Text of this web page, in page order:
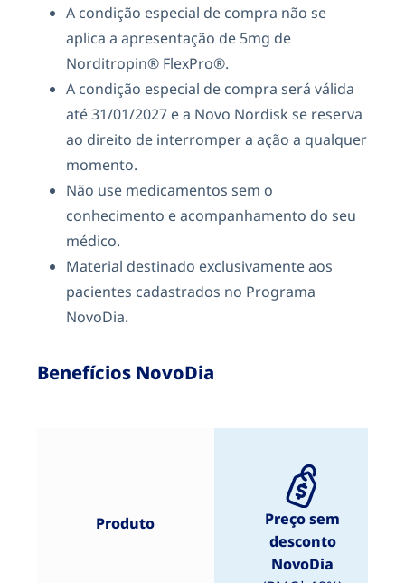
A condição especial de compra não se
aplica a apresentação de 5mg de
Norditropin® FlexPro®.
A condição especial de compra será válida
até 31/01/2027 e a Novo Nordisk se reserva
ao direito de interromper a ação a qualquer
momento.
Não use medicamentos sem o
conhecimento e acompanhamento do seu
médico.
Material destinado exclusivamente aos
pacientes cadastrados no Programa
NovoDia.
Benefícios NovoDia
Produto
Preço sem
desconto
NovoDia